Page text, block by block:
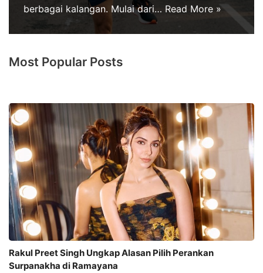
berbagai kalangan. Mulai dari… Read More »
Most Popular Posts
Rakul Preet Singh Ungkap Alasan Pilih Perankan
Surpanakha di Ramayana